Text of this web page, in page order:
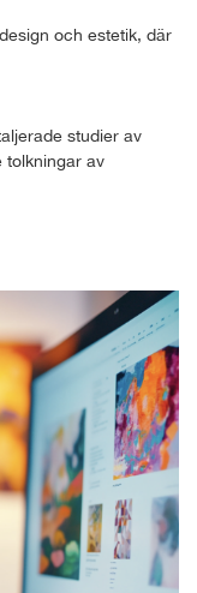
och estetik, där
studier av
tolkningar av